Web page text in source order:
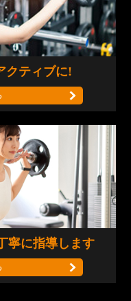
クティブに!
寧に指導します